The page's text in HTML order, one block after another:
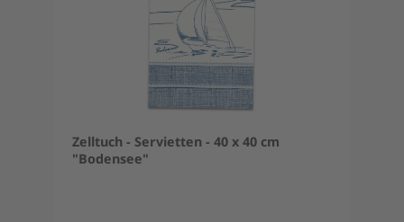
Zelltuch - Servietten - 40 x 40 cm
"Bodensee"